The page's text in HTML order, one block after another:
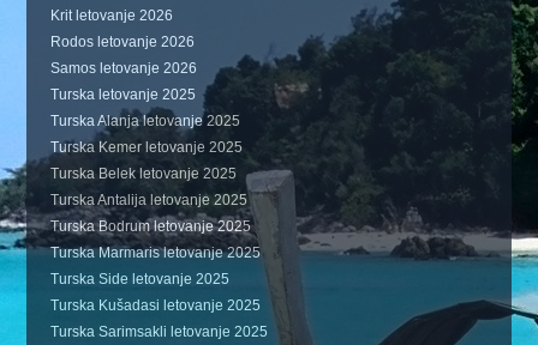
Krit letovanje 2026
Rodos letovanje 2026
Samos letovanje 2026
Turska letovanje 2025
Turska Alanja letovanje 2025
Turska Kemer letovanje 2025
Turska Belek letovanje 2025
Turska Antalija letovanje 2025
Turska Bodrum letovanje 2025
Turska Marmaris letovanje 2025
Turska Side letovanje 2025
Turska Kušadasi letovanje 2025
Turska Sarimsakli letovanje 2025